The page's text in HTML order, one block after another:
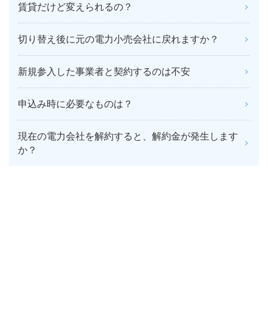
賃貸だけど変えられるの？
切り替え後に元の電力小売会社に戻れますか？
新規参入した事業者と契約するのは不安
申込み時に必要なものは？
現在の電力会社を解約すると、解約金が発生します
か？